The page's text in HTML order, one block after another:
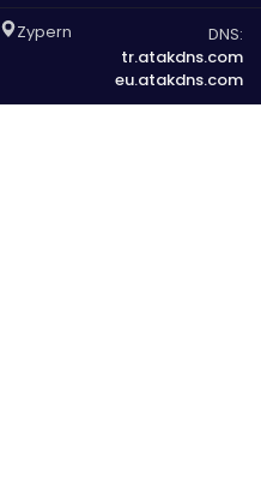
Zypern
DNS:
tr.atakdns.com
eu.atakdns.com